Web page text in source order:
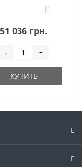
0
51 036 грн.
- +
КУПИТЬ